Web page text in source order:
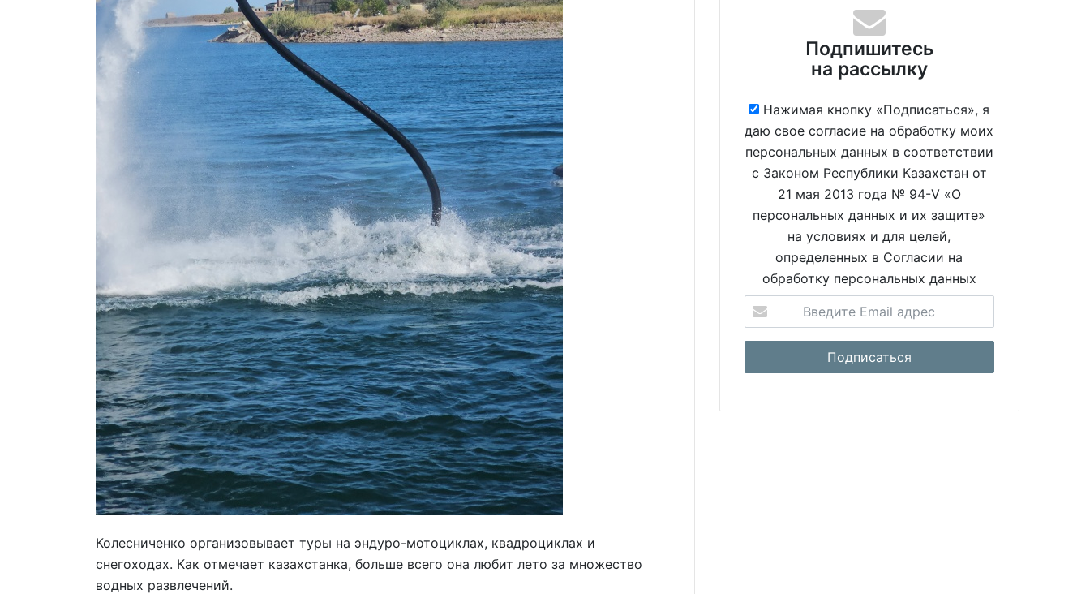
Колесниченко организовывает туры на эндуро-мотоциклах, квадроциклах и
снегоходах. Как отмечает казахстанка, больше всего она любит лето за множество
водных развлечений.
Подпишитесь
на рассылку
Нажимая кнопку «Подписаться», я
даю свое согласие на обработку моих
персональных данных в соответствии
с Законом Республики Казахстан от
21 мая 2013 года № 94-V «О
персональных данных и их защите»
на условиях и для целей,
определенных в Согласии на
обработку персональных данных